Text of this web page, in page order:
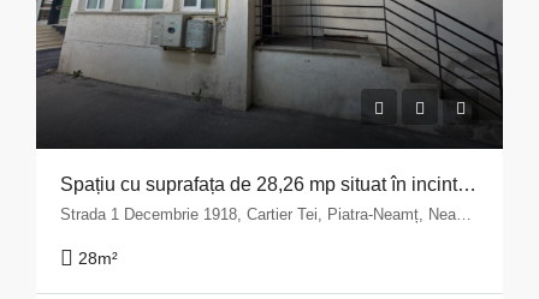
Spațiu cu suprafața de 28,26 mp situat în incinta imobilului din Municipiul Piatra Neamț, str. 1 Decembrie 1918 nr.9, bloc A14, parter județul Neamț
Strada 1 Decembrie 1918, Cartier Tei, Piatra-Neamț, Neamț, 610244, România
28m²